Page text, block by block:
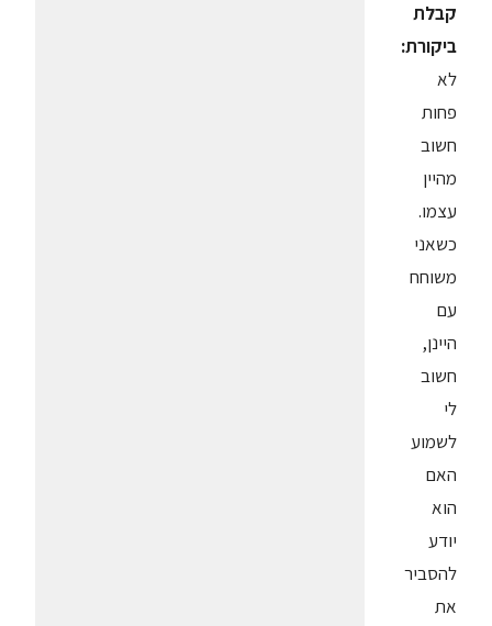
קבלת
ביקורת:
לא
פחות
חשוב
מהיין
עצמו.
כשאני
משוחח
עם
היינן,
חשוב
לי
לשמוע
האם
הוא
יודע
להסביר
את